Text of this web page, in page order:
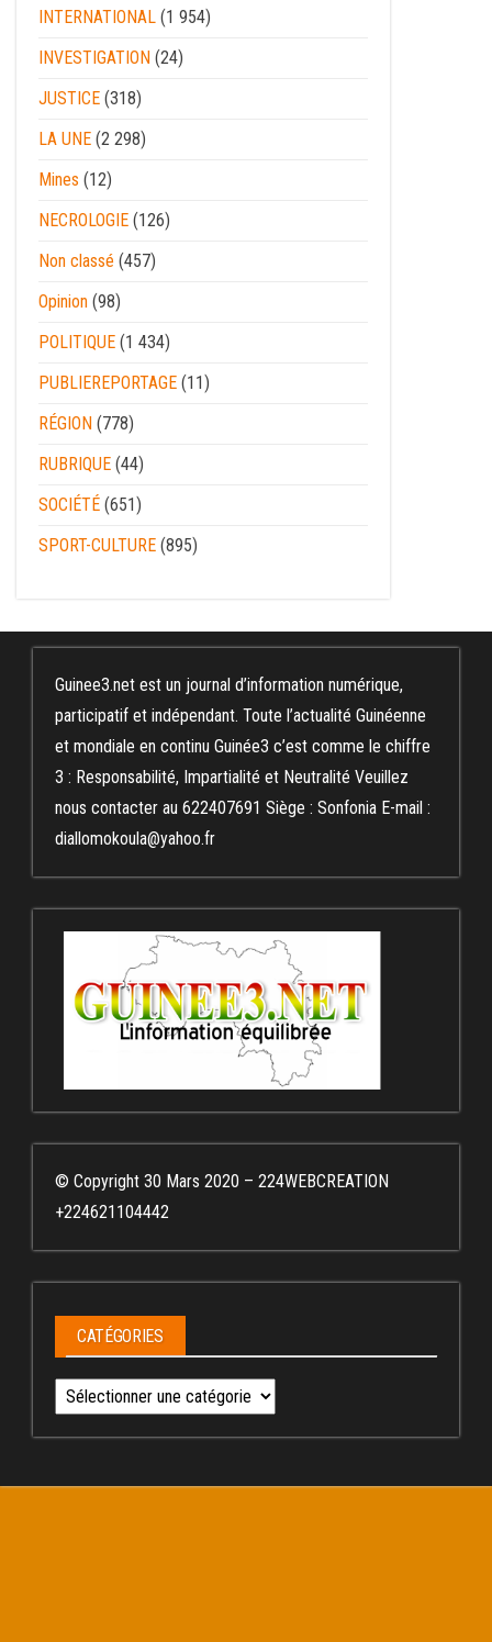
INTERNATIONAL (1 954)
INVESTIGATION (24)
JUSTICE (318)
LA UNE (2 298)
Mines (12)
NECROLOGIE (126)
Non classé (457)
Opinion (98)
POLITIQUE (1 434)
PUBLIEREPORTAGE (11)
RÉGION (778)
RUBRIQUE (44)
SOCIÉTÉ (651)
SPORT-CULTURE (895)
Guinee3.net est un journal d’information numérique,
participatif et indépendant. Toute l’actualité Guinéenne
et mondiale en continu Guinée3 c’est comme le chiffre
3 : Responsabilité, Impartialité et Neutralité Veuillez
nous contacter au 622407691 Siège : Sonfonia E-mail :
diallomokoula@yahoo.fr
© Copyright 30 Mars 2020 – 224WEBCREATION
+224621104442
CATÉGORIES
Catégories